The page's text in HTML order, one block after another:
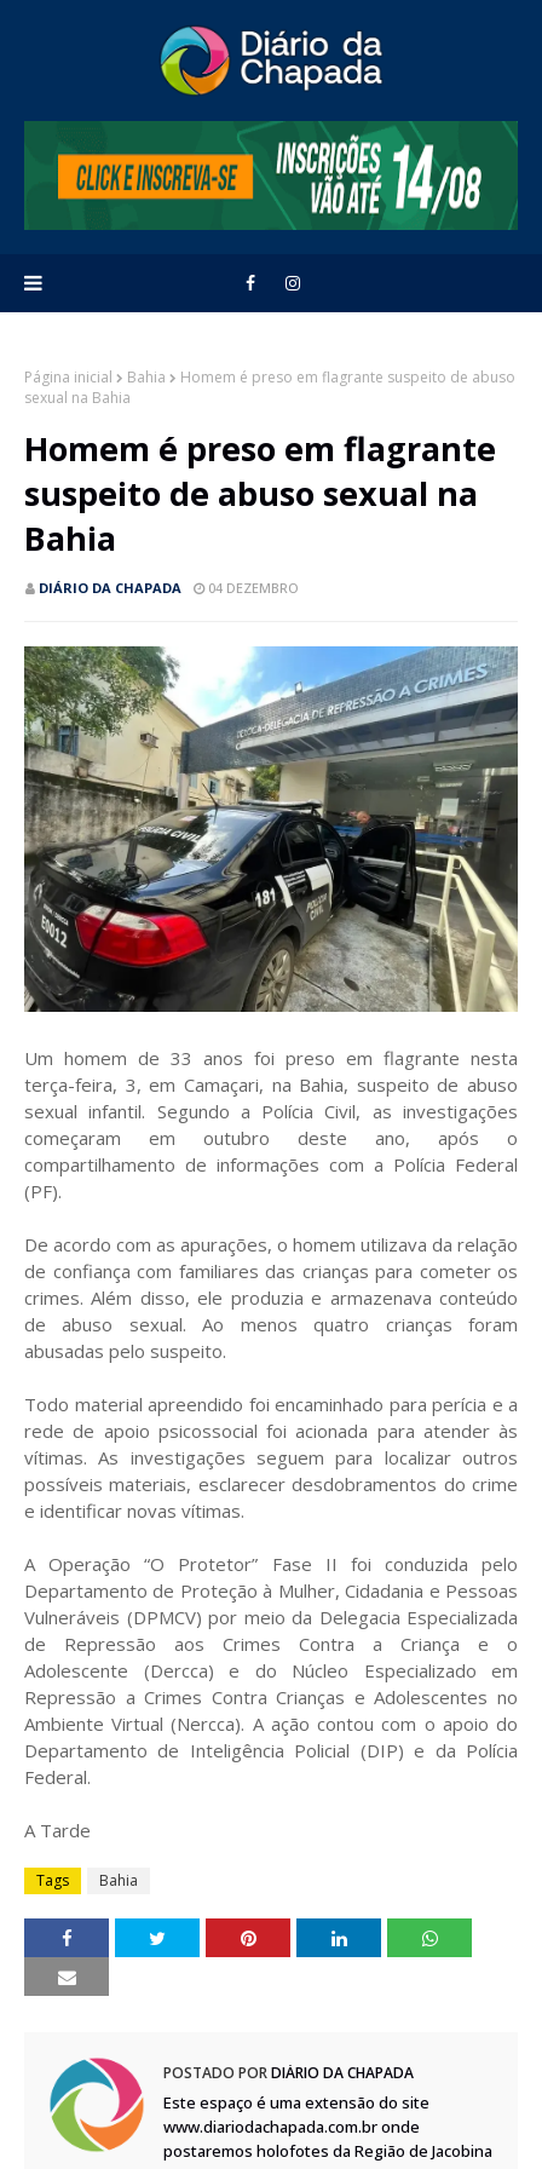
Página inicial Bahia
Homem é preso em flagrante suspeito de abuso
sexual na Bahia
Homem é preso em flagrante
suspeito de abuso sexual na
Bahia
DIÁRIO DA CHAPADA 04 DEZEMBRO
Um homem de 33 anos foi preso em flagrante nesta
terça-feira, 3, em Camaçari, na Bahia, suspeito de abuso
sexual infantil. Segundo a Polícia Civil, as investigações
começaram em outubro deste ano, após o
compartilhamento de informações com a Polícia Federal
(PF).
De acordo com as apurações, o homem utilizava da relação
de confiança com familiares das crianças para cometer os
crimes. Além disso, ele produzia e armazenava conteúdo
de abuso sexual. Ao menos quatro crianças foram
abusadas pelo suspeito.
Todo material apreendido foi encaminhado para perícia e a
rede de apoio psicossocial foi acionada para atender às
vítimas. As investigações seguem para localizar outros
possíveis materiais, esclarecer desdobramentos do crime
e identificar novas vítimas.
A Operação “O Protetor” Fase II foi conduzida pelo
Departamento de Proteção à Mulher, Cidadania e Pessoas
Vulneráveis (DPMCV) por meio da Delegacia Especializada
de Repressão aos Crimes Contra a Criança e o
Adolescente (Dercca) e do Núcleo Especializado em
Repressão a Crimes Contra Crianças e Adolescentes no
Ambiente Virtual (Nercca). A ação contou com o apoio do
Departamento de Inteligência Policial (DIP) e da Polícia
Federal.
A Tarde
Tags Bahia
POSTADO PORDIÁRIO DA CHAPADA
Este espaço é uma extensão do site
www.diariodachapada.com.br onde
postaremos holofotes da Região de Jacobina